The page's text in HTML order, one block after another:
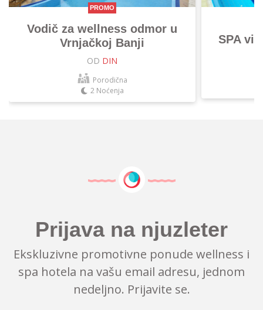
PROMO
Vodič za wellness odmor u
Vrnjačkoj Banji
OD DIN
Porodična
2 Noćenja
SPA
Prijava na njuzleter
Ekskluzivne promotivne ponude wellness i
spa hotela na vašu email adresu, jednom
nedeljno. Prijavite se.